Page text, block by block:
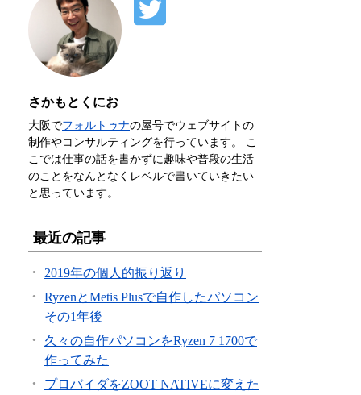
さかもとくにお
大阪でフォルトゥナの屋号でウェブサイトの
制作やコンサルティングを行っています。 こ
こでは仕事の話を書かずに趣味や普段の生活
のことをなんとなくレベルで書いていきたい
と思っています。
最近の記事
2019年の個人的振り返り
RyzenとMetis Plusで自作したパソコン
その1年後
久々の自作パソコンをRyzen 7 1700で
作ってみた
プロバイダをZOOT NATIVEに変えた